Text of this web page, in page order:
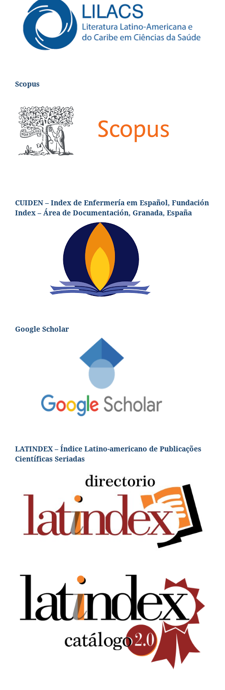
Scopus
CUIDEN – Index de Enfermería em Español, Fundación
Index – Área de Documentación, Granada, España
Google Scholar
LATINDEX – Índice Latino-americano de Publicações
Científicas Seriadas